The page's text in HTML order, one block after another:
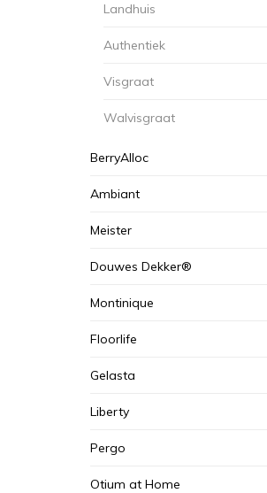
Landhuis
Authentiek
Visgraat
Walvisgraat
BerryAlloc
Ambiant
Meister
Douwes Dekker®
Montinique
Floorlife
Gelasta
Liberty
Pergo
Otium at Home